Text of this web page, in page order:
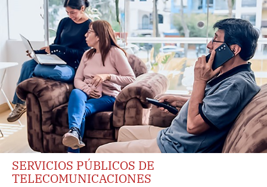
SERVICIOS PÚBLICOS DE
TELECOMUNICACIONES